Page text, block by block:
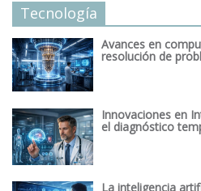
Tecnología
Avances en
resolución de
Innovaciones en
el diagnóstico
La inteligencia